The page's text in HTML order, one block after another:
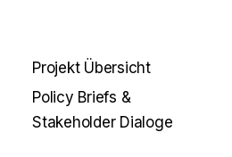
Projekt Übersicht
Policy Briefs &
Stakeholder Dialoge